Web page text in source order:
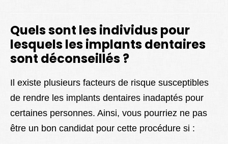
Quels sont les individus pour
lesquels les implants dentaires
sont déconseillés ?
Il existe plusieurs facteurs de risque susceptibles
de rendre les implants dentaires inadaptés pour
certaines personnes. Ainsi, vous pourriez ne pas
être un bon candidat pour cette procédure si :